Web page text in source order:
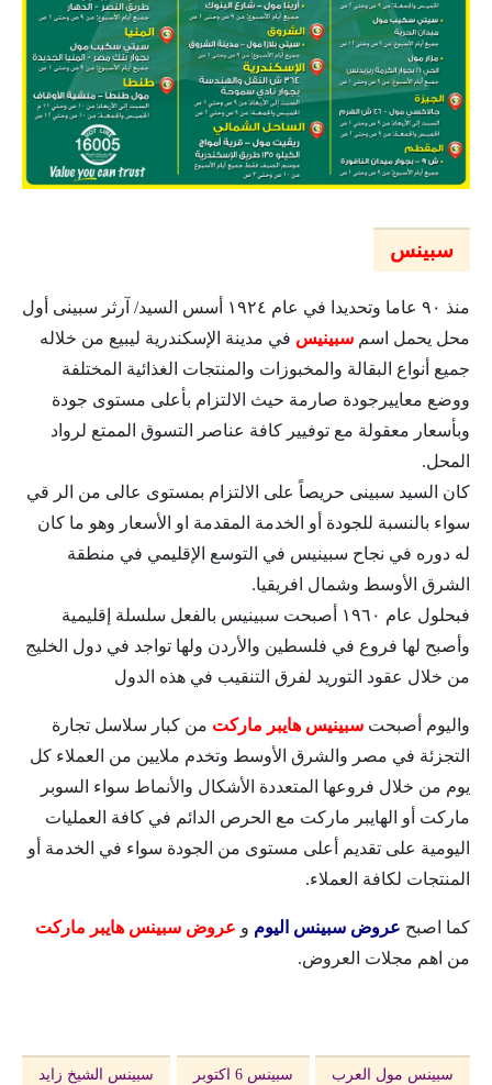
سبينس
منذ ٩٠ عاما وتحديدا في عام ١٩٢٤ أسس السيد/ آرثر سبينى أول
محل يحمل اسم سبينيس في مدينة الإسكندرية ليبيع من خلاله
جميع أنواع البقالة والمخبوزات والمنتجات الغذائية المختلفة
ووضع معاييرجودة صارمة حيث الالتزام بأعلى مستوى جودة
وبأسعار معقولة مع توفيير كافة عناصر التسوق الممتع لرواد
المحل.
كان السيد سبينى حريصاً على الالتزام بمستوى عالى من الر قي
سواء بالنسبة للجودة أو الخدمة المقدمة او الأسعار وھو ما كان
له دوره في نجاح سبينيس في التوسع الإقليمي في منطقة
الشرق الأوسط وشمال افريقيا.
فبحلول عام ١٩٦٠ أصبحت سبينيس بالفعل سلسلة إقليمية
وأصبح لھا فروع في فلسطين والأردن ولھا تواجد في دول الخليج
من خلال عقود التوريد لفرق التنقيب في ھذه الدول
واليوم أصبحت سبينيس هايبر ماركت من كبار سلاسل تجارة
التجزئة في مصر والشرق الأوسط وتخدم ملايين من العملاء كل
يوم من خلال فروعھا المتعددة الأشكال والأنماط سواء السوبر
ماركت أو الھايبر ماركت مع الحرص الدائم في كافة العمليات
اليومية على تقديم أعلى مستوى من الجودة سواء في الخدمة أو
المنتجات لكافة العملاء.
كما اصبح عروض سبينس اليوم و عروض سبينس هايبر ماركت
من اهم مجلات العروض.
سبينس مول العرب سبينس 6 اكتوبر سبينس الشيخ زايد